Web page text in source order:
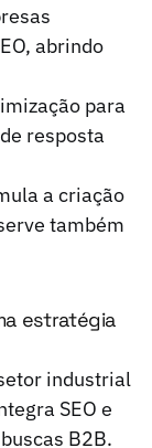
abrindo
para
resposta
a criação
também
estratégia
industrial
SEO e
B2B.